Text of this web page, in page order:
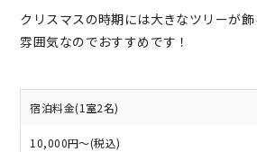
クリスマスの時期には大きなツリーが
雰囲気なのでおすすめです！
宿泊料金(1室2名)
10,000円～(税込)